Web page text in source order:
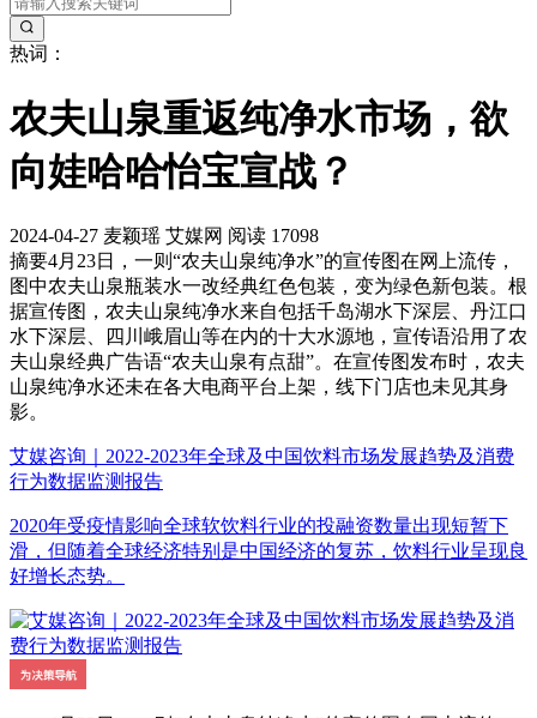
热词：
农夫山泉重返纯净水市场，欲
向娃哈哈怡宝宣战？
2024-04-27 麦颖瑶 艾媒网 阅读 17098
摘要4月23日，一则“农夫山泉纯净水”的宣传图在网上流传，
图中农夫山泉瓶装水一改经典红色包装，变为绿色新包装。根
据宣传图，农夫山泉纯净水来自包括千岛湖水下深层、丹江口
水下深层、四川峨眉山等在内的十大水源地，宣传语沿用了农
夫山泉经典广告语“农夫山泉有点甜”。在宣传图发布时，农夫
山泉纯净水还未在各大电商平台上架，线下门店也未见其身
影。
艾媒咨询｜2022-2023年全球及中国饮料市场发展趋势及消费
行为数据监测报告
2020年受疫情影响全球软饮料行业的投融资数量出现短暂下
滑，但随着全球经济特别是中国经济的复苏，饮料行业呈现良
好增长态势。